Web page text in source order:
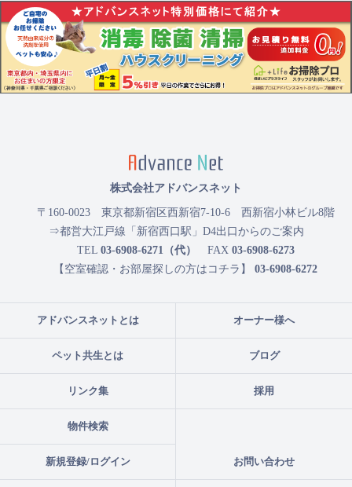
アドバンスネットとは オーナー様へ
ペット共生とは ブログ
リンク集 採用
物件検索
新規登録/ログイン お問い合わせ
株式会社アドバンスネット
〒160-0023 東京都新宿区西新宿7-10-6 西新宿小林ビル8階
⇒都営大江戸線「新宿西口駅」D4出口からのご案内
TEL 03-6908-6271（代） FAX 03-6908-6273
【空室確認・お部屋探しの方はコチラ】 03-6908-6272